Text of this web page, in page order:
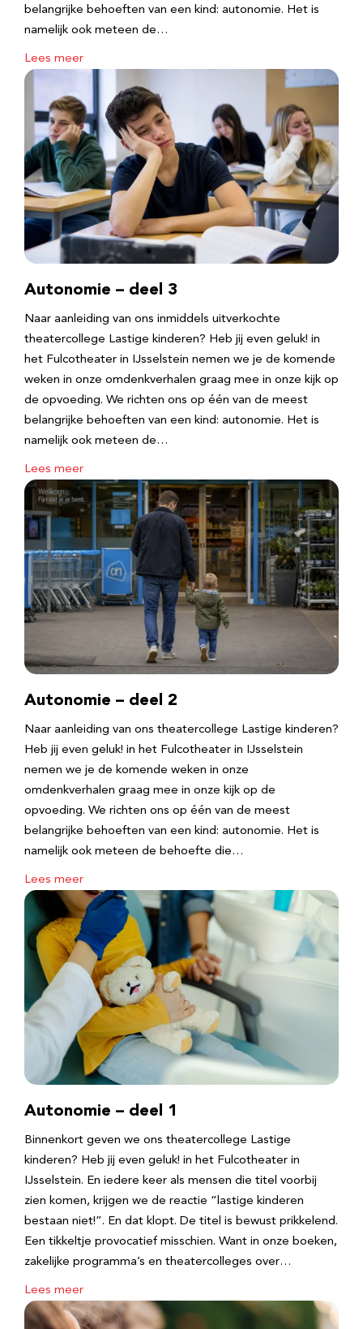
belangrijke behoeften van een kind: autonomie. Het is
namelijk ook meteen de…
Lees meer
Autonomie – deel 3
Naar aanleiding van ons inmiddels uitverkochte
theatercollege Lastige kinderen? Heb jij even geluk! in
het Fulcotheater in IJsselstein nemen we je de komende
weken in onze omdenkverhalen graag mee in onze kijk op
de opvoeding. We richten ons op één van de meest
belangrijke behoeften van een kind: autonomie. Het is
namelijk ook meteen de…
Lees meer
Autonomie – deel 2
Naar aanleiding van ons theatercollege Lastige kinderen?
Heb jij even geluk! in het Fulcotheater in IJsselstein
nemen we je de komende weken in onze
omdenkverhalen graag mee in onze kijk op de
opvoeding. We richten ons op één van de meest
belangrijke behoeften van een kind: autonomie. Het is
namelijk ook meteen de behoefte die…
Lees meer
Autonomie – deel 1
Binnenkort geven we ons theatercollege Lastige
kinderen? Heb jij even geluk! in het Fulcotheater in
IJsselstein. En iedere keer als mensen die titel voorbij
zien komen, krijgen we de reactie “lastige kinderen
bestaan niet!”. En dat klopt. De titel is bewust prikkelend.
Een tikkeltje provocatief misschien. Want in onze boeken,
zakelijke programma’s en theatercolleges over…
Lees meer